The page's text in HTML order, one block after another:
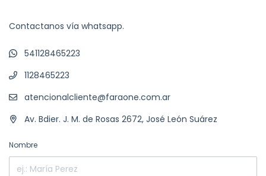
Contactanos vía whatsapp.
541128465223
1128465223
atencionalcliente@faraone.com.ar
Av. Bdier. J. M. de Rosas 2672, José León Suárez
Nombre